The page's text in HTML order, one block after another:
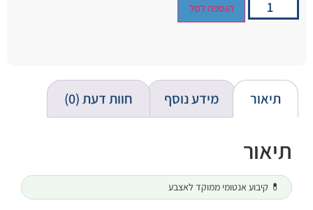
הוספה לסל
תיאור מידע נוסף חוות דעת (0)
תיאור
💊 קיבוע אנטומי ממוקד לאצבע